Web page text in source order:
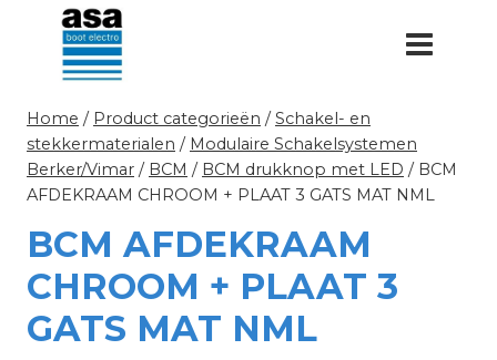
Doorgaan
inhoud
Home / Product categorieën / Schakel- en
stekkermaterialen / Modulaire Schakelsystemen
Berker/Vimar / BCM / BCM drukknop met LED / BCM
AFDEKRAAM CHROOM + PLAAT 3 GATS MAT NML
BCM AFDEKRAAM
CHROOM + PLAAT 3
GATS MAT NML